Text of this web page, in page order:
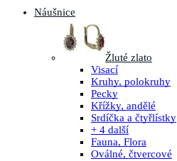
Náušnice
Žluté zlato
Visací
Kruhy, polokruhy
Pecky
Křížky, andělé
Srdíčka a čtyřlístky
+ 4 další
Fauna, Flora
Oválné, čtvercové